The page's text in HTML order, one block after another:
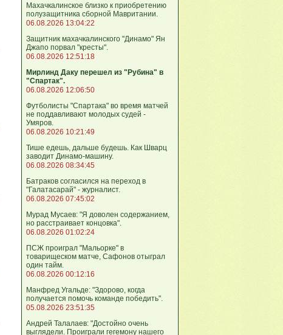
Махачкалинское близко к приобретению
полузащитника сборной Мавритании.
06.08.2026 13:04:22
Защитник махачкалинского "Динамо" Ян
Джапо порвал "кресты".
06.08.2026 12:51:18
Мирлинд Даку перешел из "Рубина" в
"Спартак".
06.08.2026 12:06:50
Футболисты "Спартака" во время матчей
не поддавливают молодых судей -
Умяров.
06.08.2026 10:21:49
Тише едешь, дальше будешь. Как Шварц
заводит Динамо-машину.
06.08.2026 08:34:45
Батраков согласился на переход в
"Галатасарай" - журналист.
06.08.2026 07:45:02
Мурад Мусаев: "Я доволен содержанием,
но расстраивает концовка".
06.08.2026 01:02:24
ПСЖ проиграл "Мальорке" в
товарищеском матче, Сафонов отыграл
один тайм.
06.08.2026 00:12:16
Манфред Угальде: "Здорово, когда
получается помочь команде победить".
05.08.2026 23:51:35
Андрей Талалаев: "Достойно очень
выглядели. Проиграли гегемону нашего